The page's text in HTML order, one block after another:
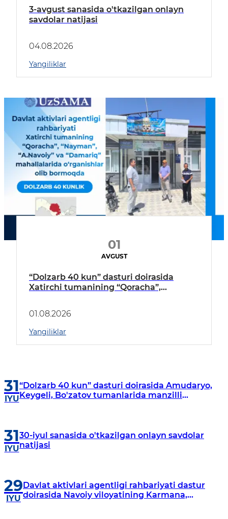
3-avgust sanasida o'tkazilgan onlayn
savdolar natijasi
04.08.2026
Yangiliklar
01
AVGUST
“Dolzarb 40 kun” dasturi doirasida
Xatirchi tumanining “Qoracha”,
borildi
01.08.2026
Yangiliklar
31
IYU
“Dolzarb 40 kun” dasturi doirasida Amudaryo,
Keygeli, Bo'zatov tumanlarida manzilli
31
IYU
30-iyul sanasida o'tkazilgan onlayn savdolar
natijasi
29
IYU
Davlat aktivlari agentligi rahbariyati dastur
doirasida Navoiy viloyatining Karmana,